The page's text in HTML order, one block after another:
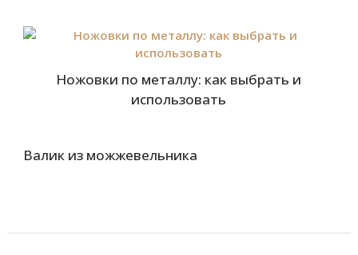
Ножовки по металлу: как выбрать и
использовать
Валик из можжевельника